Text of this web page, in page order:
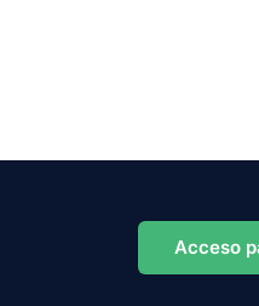
Acceso